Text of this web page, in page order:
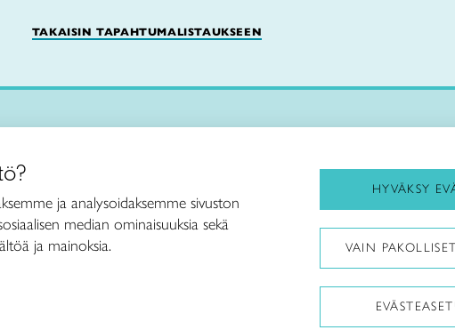
TAKAISIN TAPAHTUMALISTAUKSEEN
Taito ry
Käsityöohjeet
Me olemme Taito
Taito-
ja analysoidaksemme sivuston
median ominaisuuksia sekä
ja mainoksia.
HYVÄKSY
VAIN